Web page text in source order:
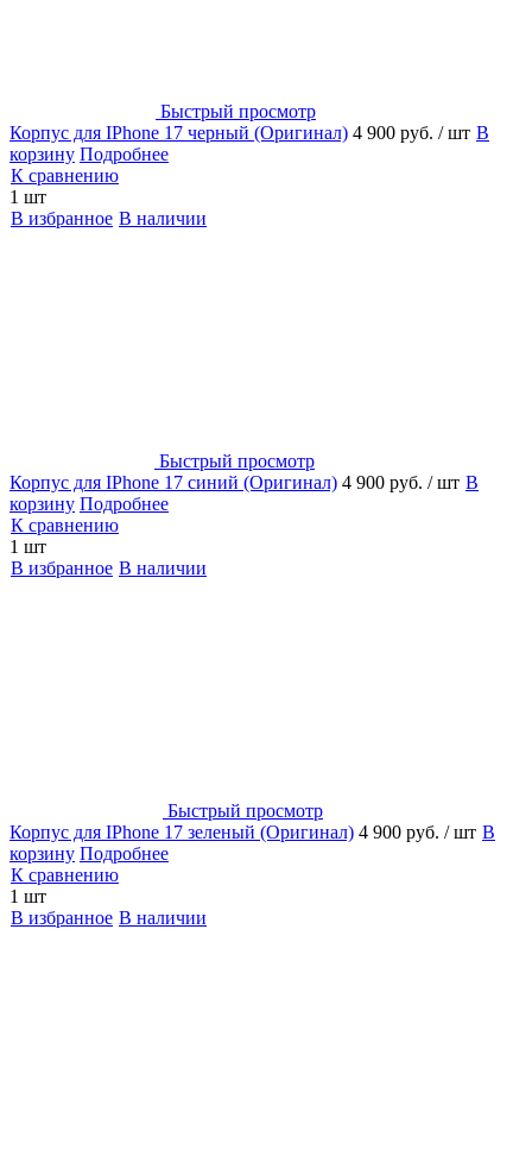
Быстрый просмотр
Корпус для IPhone 17 черный (Оригинал) 4 900 руб. / шт В
корзину Подробнее
К сравнению
1 шт
В избранное В наличии
Быстрый просмотр
Корпус для IPhone 17 синий (Оригинал) 4 900 руб. / шт В
корзину Подробнее
К сравнению
1 шт
В избранное В наличии
Быстрый просмотр
Корпус для IPhone 17 зеленый (Оригинал) 4 900 руб. / шт В
корзину Подробнее
К сравнению
1 шт
В избранное В наличии